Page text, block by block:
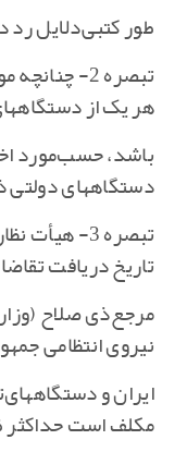
طور کتبی‌دلایل رد
تبصره 2-
هر یک از
باشد، حسب‌مورد
دستگاههای
تبصره 3-
تاریخ دریافت
مرجع‌ذی صلاح
نیروی انتظامی
ایران و
مکلف است حداکثر